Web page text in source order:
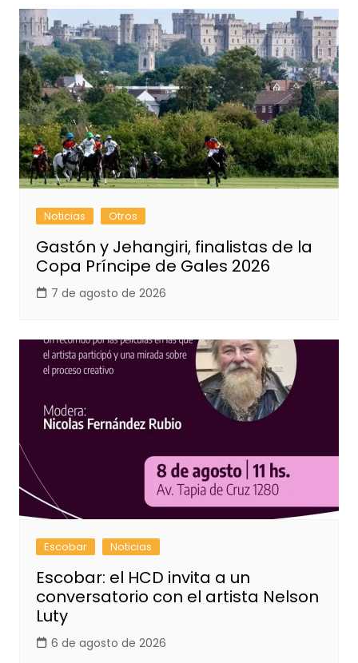
Noticias Otros
Gastón y Jehangiri, finalistas de la
Copa Príncipe de Gales 2026
7 de agosto de 2026
Escobar Noticias
Escobar: el HCD invita a un
conversatorio con el artista Nelson
Luty
6 de agosto de 2026